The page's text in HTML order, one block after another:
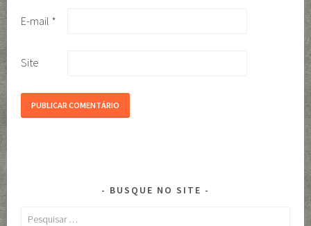
E-mail *
Site
BUSQUE NO SITE
Pesquisar